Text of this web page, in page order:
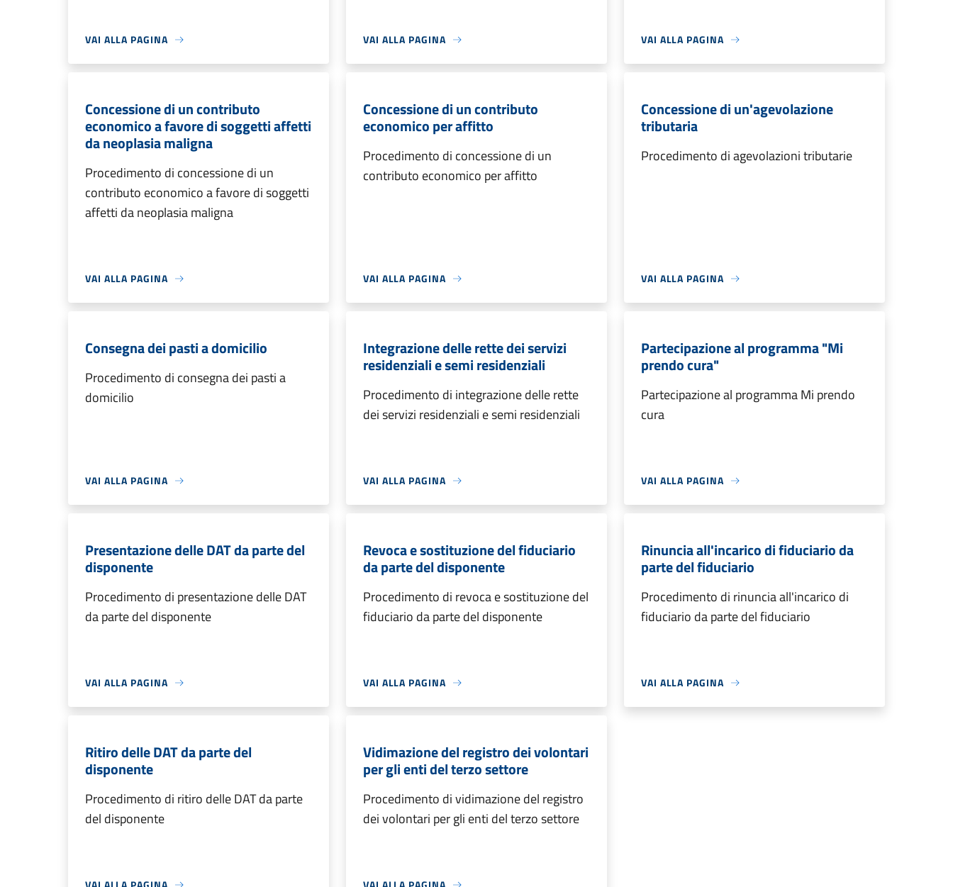
VAI ALLA PAGINA VAI ALLA PAGINA VAI ALLA PAGINA
Concessione di un contributo
economico a favore di soggetti affetti
da neoplasia maligna
Procedimento di concessione di un
contributo economico a favore di soggetti
affetti da neoplasia maligna
VAI ALLA PAGINA
Concessione di un contributo
economico per affitto
Procedimento di concessione di un
contributo economico per affitto
VAI ALLA PAGINA
Concessione di un'agevolazione
tributaria
Procedimento di agevolazioni tributarie
VAI ALLA PAGINA
Consegna dei pasti a domicilio
Procedimento di consegna dei pasti a
domicilio
VAI ALLA PAGINA
Integrazione delle rette dei servizi
residenziali e semi residenziali
Procedimento di integrazione delle rette
dei servizi residenziali e semi residenziali
VAI ALLA PAGINA
Partecipazione al programma "Mi
prendo cura"
Partecipazione al programma Mi prendo
cura
VAI ALLA PAGINA
Presentazione delle DAT da parte del
disponente
Procedimento di presentazione delle DAT
da parte del disponente
VAI ALLA PAGINA
Revoca e sostituzione del fiduciario
da parte del disponente
Procedimento di revoca e sostituzione del
fiduciario da parte del disponente
VAI ALLA PAGINA
Rinuncia all'incarico di fiduciario da
parte del fiduciario
Procedimento di rinuncia all'incarico di
fiduciario da parte del fiduciario
VAI ALLA PAGINA
Ritiro delle DAT da parte del
disponente
Procedimento di ritiro delle DAT da parte
del disponente
Vidimazione del registro dei volontari
per gli enti del terzo settore
Procedimento di vidimazione del registro
dei volontari per gli enti del terzo settore